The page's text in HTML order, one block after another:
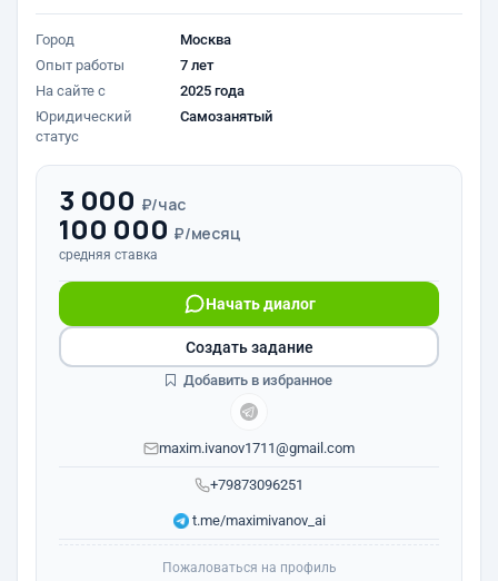
Город
Москва
Опыт работы
7 лет
На сайте с
2025 года
Юридический
статус
Самозанятый
3 000 ₽/час
100 000 ₽/месяц
средняя ставка
+79873096251
Начать диалог
maxim.ivanov1711@gmail.com
t.me/maximivanov_ai
Создать задание
Добавить в избранное
Пожаловаться на профиль